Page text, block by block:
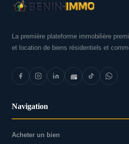
La première plateforme immobilière
et location de biens résidentiels et
Navigation
Acheter un bien